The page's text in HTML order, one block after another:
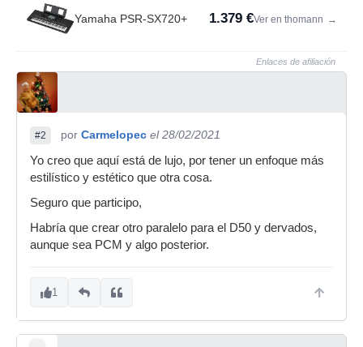
Yamaha PSR-SX720+ 1.379 €Ver en thomann →
Enlaces de afiliación
#2 por Carmelopec el 28/02/2021
Yo creo que aquí está de lujo, por tener un enfoque más
estilístico y estético que otra cosa.
Seguro que participo,
Habría que crear otro paralelo para el D50 y dervados,
aunque sea PCM y algo posterior.
1